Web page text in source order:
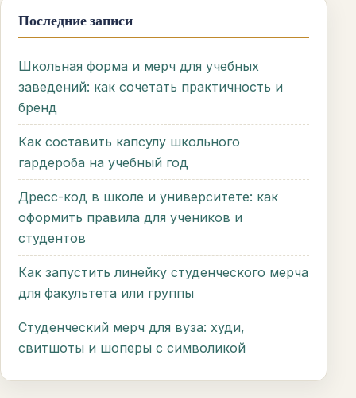
Последние записи
Школьная форма и мерч для учебных
заведений: как сочетать практичность и
бренд
Как составить капсулу школьного
гардероба на учебный год
Дресс-код в школе и университете: как
оформить правила для учеников и
студентов
Как запустить линейку студенческого мерча
для факультета или группы
Студенческий мерч для вуза: худи,
свитшоты и шоперы с символикой